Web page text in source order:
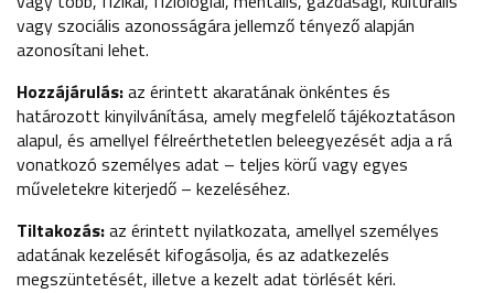
vagy szociális azonosságára jellemző tényező alapján
azonosítani lehet.
Hozzájárulás:az érintett akaratának önkéntes és
határozott kinyilvánítása, amely megfelelő tájékoztatáson
alapul, és amellyel félreérthetetlen beleegyezését adja a rá
vonatkozó személyes adat – teljes körű vagy egyes
műveletekre kiterjedő – kezeléséhez.
Tiltakozás:az érintett nyilatkozata, amellyel személyes
adatának kezelését kifogásolja, és az adatkezelés
megszüntetését, illetve a kezelt adat törlését kéri.